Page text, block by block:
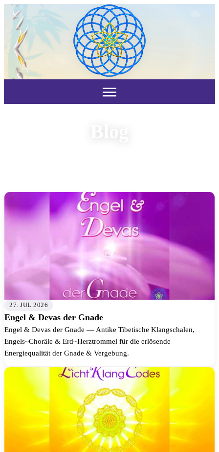
27. JUL 2026
Engel & Devas der Gnade
Engel & Devas der Gnade — Antike Tibetische Klangschalen,
Engels~Choräle & Erd~Herztrommel für die erlösende
Energiequalität der Gnade & Vergebung.